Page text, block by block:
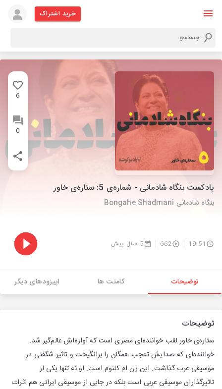
خرید اشتراک
6
0
پادکست بنگاه شادمانی - شماره‌ی 5: ستاره‌ی خاور
بنگاه شادمانی Bongahe Shadmani
19:51
662 5 سال پیش
توضیحات کامنت ها اپیزودهای دیگر
توضیحات
ستاره‌ی خاور لقب خواننده‌ای مصری است که آوازه‌اش عالم‌گیر شد.
خواننده‌ای که صدایش تعجب همگان را برانگیخت و تاثیر شگفتی در
موسیقی عرب گذاشت. این زن ام کلثوم است. او نه تنها یکی از
تاثیرگذاران موسیقی عربی است بلکه در جایی از موسیقی ایرانی هم اثرات